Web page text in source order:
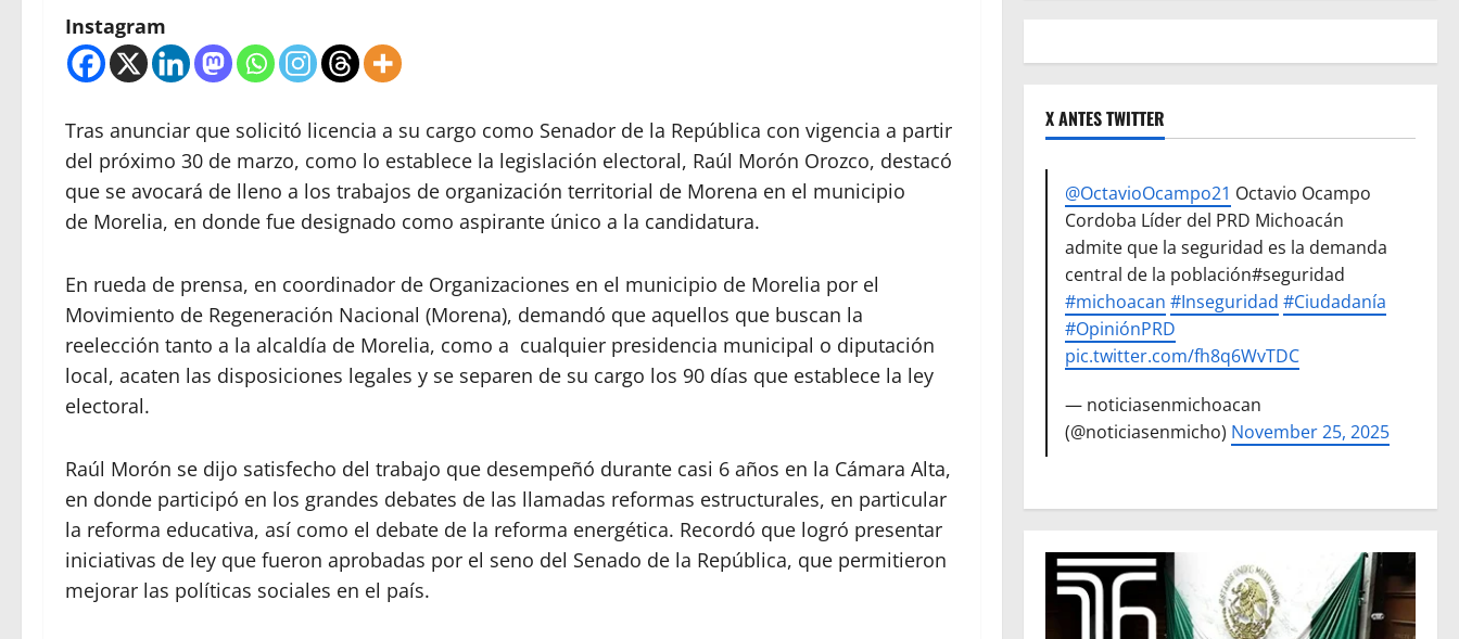
Instagram
Tras anunciar que solicitó licencia a su cargo como Senador de la República con vigencia a partir
del próximo 30 de marzo, como lo establece la legislación electoral, Raúl Morón Orozco, destacó
que se avocará de lleno a los trabajos de organización territorial de Morena en el municipio
de Morelia, en donde fue designado como aspirante único a la candidatura.
En rueda de prensa, en coordinador de Organizaciones en el municipio de Morelia por el
Movimiento de Regeneración Nacional (Morena), demandó que aquellos que buscan la
reelección tanto a la alcaldía de Morelia, como a cualquier presidencia municipal o diputación
local, acaten las disposiciones legales y se separen de su cargo los 90 días que establece la ley
electoral.
Raúl Morón se dijo satisfecho del trabajo que desempeñó durante casi 6 años en la Cámara Alta,
en donde participó en los grandes debates de las llamadas reformas estructurales, en particular
la reforma educativa, así como el debate de la reforma energética. Recordó que logró presentar
iniciativas de ley que fueron aprobadas por el seno del Senado de la República, que permitieron
mejorar las políticas sociales en el país.
X ANTES TWITTER
@OctavioOcampo21 Octavio Ocampo
Cordoba Líder del PRD Michoacán
admite que la seguridad es la demanda
central de la población#seguridad
#michoacan #Inseguridad #Ciudadanía
#OpiniónPRD
pic.twitter.com/fh8q6WvTDC
— noticiasenmichoacan
(@noticiasenmicho) November 25, 2025